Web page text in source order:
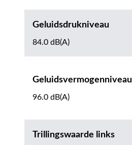
Geluidsdrukniveau
84.0 dB(A)
Geluidsvermogenniveau
96.0 dB(A)
Trillingswaarde links